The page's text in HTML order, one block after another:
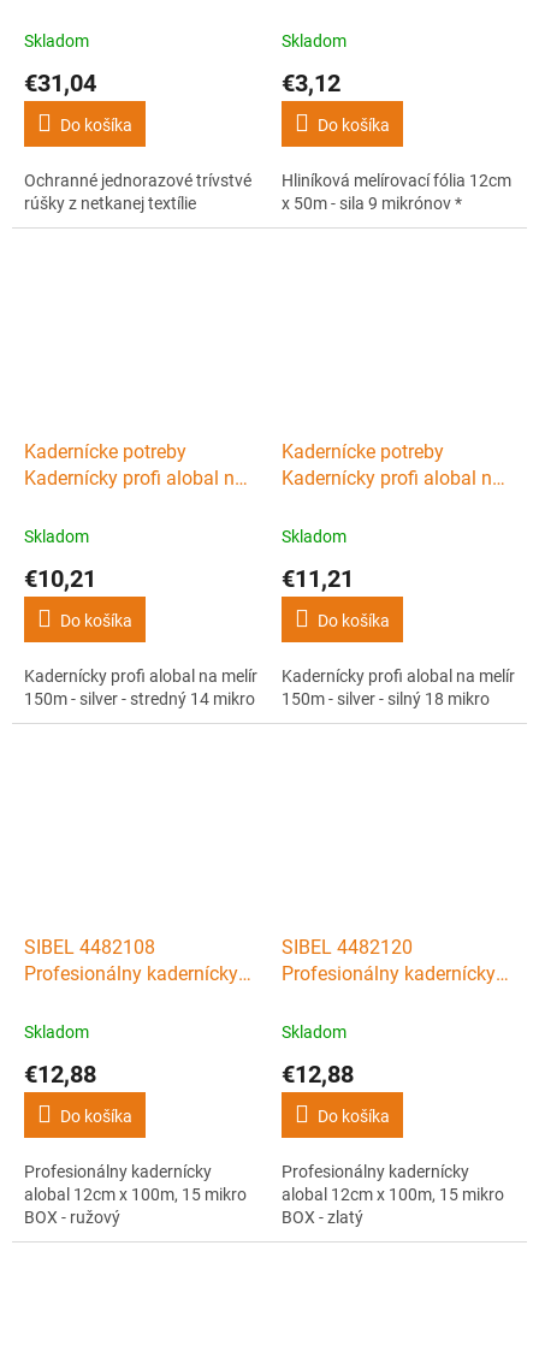
textílie
Skladom
€31,04
Do košíka
Ochranné jednorazové trívstvé
rúšky z netkanej textílie
mikro
Skladom
€3,12
Do košíka
Hliníková melírovací fólia 12cm
x 50m - sila 9 mikrónov *
Kadernícke potreby
Kadernícky profi alobal na
14 mikro
Skladom
€10,21
Do košíka
Kadernícky profi alobal na melír
150m - silver - stredný 14 mikro
Kadernícke potreby
Kadernícky profi alobal na
18 mikro
Skladom
€11,21
Do košíka
Kadernícky profi alobal na melír
150m - silver - silný 18 mikro
SIBEL 4482108
Profesionálny kadernícky
mikro BOX - ružový
Skladom
€12,88
Do košíka
Profesionálny kadernícky
alobal 12cm x 100m, 15 mikro
BOX - ružový
SIBEL 4482120
Profesionálny kadernícky
mikro BOX - zlatý
Skladom
€12,88
Do košíka
Profesionálny kadernícky
alobal 12cm x 100m, 15 mikro
BOX - zlatý